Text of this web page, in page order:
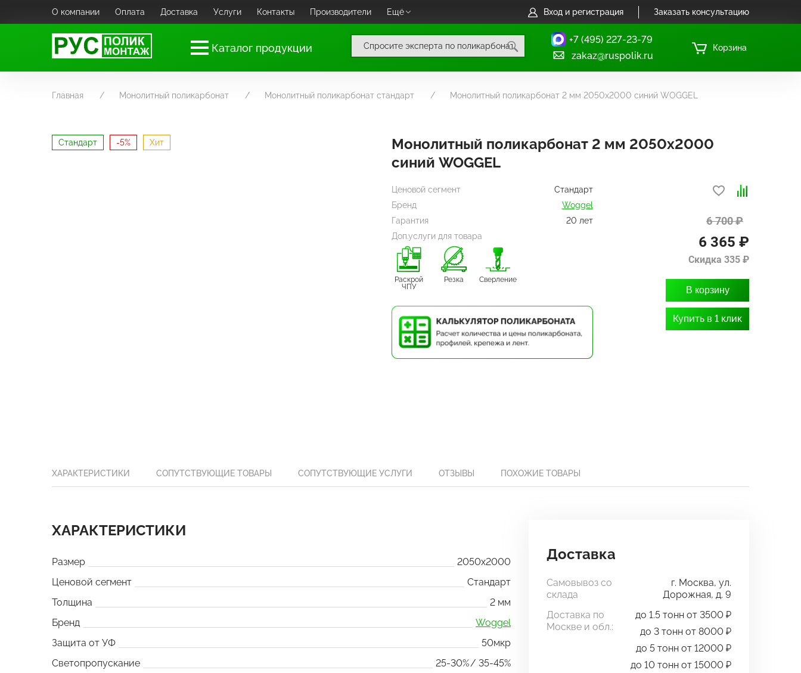
О компании Оплата Доставка Услуги Контакты Производители Ещё Вход и регистрация Заказать консультацию
Каталог продукции
+7 (495) 227-23-79
zakaz@ruspolik.ru
Корзина
Главная Монолитный поликарбонат Монолитный поликарбонат стандарт Монолитный поликарбонат 2 мм 2050х2000 синий WOGGEL
Стандарт -5% Хит
Монолитный поликарбонат 2 мм 2050х2000
синий WOGGEL
Ценовой сегмент
Стандарт
Бренд
Woggel
Гарантия
20 лет
Доп.услуги для товара
Раскрой
ЧПУ
Резка Сверление
6 700 ₽
6 365 ₽
Скидка 335 ₽
В корзину
Купить в 1 клик
ХАРАКТЕРИСТИКИ СОПУТСТВУЮЩИЕ ТОВАРЫ СОПУТСТВУЮЩИЕ УСЛУГИ ОТЗЫВЫ ПОХОЖИЕ ТОВАРЫ
ХАРАКТЕРИСТИКИ
Размер
2050x2000
Ценовой сегмент
Стандарт
Толщина
2 мм
Бренд
Woggel
Защита от УФ
50мкр
Светопропускание
25-30%
35-45%
Доставка
Самовывоз со
склада
г. Москва, ул.
Дорожная, д. 9
Доставка по
Москве и обл.:
до 1.5 тонн от 3500 ₽
до 3 тонн от 8000 ₽
до 5 тонн от 12000 ₽
до 10 тонн от 15000 ₽